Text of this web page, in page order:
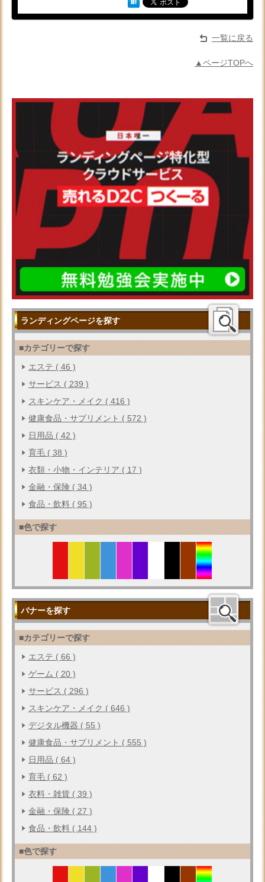
一覧に戻る
▲ページTOPへ
ランディングページを探す
■カテゴリーで探す
エステ ( 46 )
サービス ( 239 )
スキンケア・メイク ( 416 )
健康食品・サプリメント ( 572 )
日用品 ( 42 )
育毛 ( 38 )
衣類・小物・インテリア ( 17 )
金融・保険 ( 34 )
食品・飲料 ( 95 )
■色で探す
バナーを探す
■カテゴリーで探す
エステ ( 66 )
ゲーム ( 20 )
サービス ( 296 )
スキンケア・メイク ( 646 )
デジタル機器 ( 55 )
健康食品・サプリメント ( 555 )
日用品 ( 64 )
育毛 ( 62 )
衣料・雑貨 ( 39 )
金融・保険 ( 27 )
食品・飲料 ( 144 )
■色で探す